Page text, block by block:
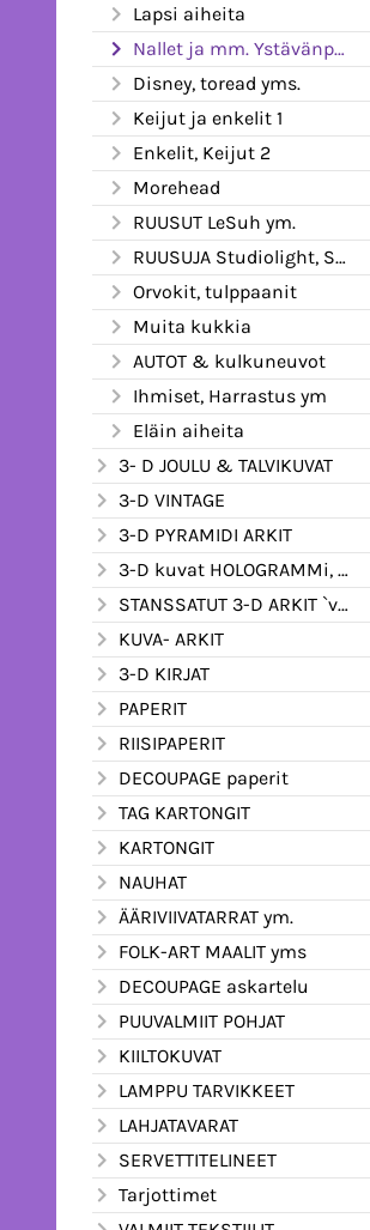
Lapsi aiheita
Nallet ja mm. Ystävänpäivä
Disney, toread yms.
Keijut ja enkelit 1
Enkelit, Keijut 2
Morehead
RUUSUT LeSuh ym.
RUUSUJA Studiolight, Stenboden
Orvokit, tulppaanit
Muita kukkia
AUTOT & kulkuneuvot
Ihmiset, Harrastus ym
Eläin aiheita
3- D JOULU & TALVIKUVAT
3-D VINTAGE
3-D PYRAMIDI ARKIT
3-D kuvat HOLOGRAMMi, kimalle ym.
STANSSATUT 3-D ARKIT `valmiiksi leikatut
KUVA- ARKIT
3-D KIRJAT
PAPERIT
RIISIPAPERIT
DECOUPAGE paperit
TAG KARTONGIT
KARTONGIT
NAUHAT
ÄÄRIVIIVATARRAT ym.
FOLK-ART MAALIT yms
DECOUPAGE askartelu
PUUVALMIIT POHJAT
KIILTOKUVAT
LAMPPU TARVIKKEET
LAHJATAVARAT
SERVETTITELINEET
Tarjottimet